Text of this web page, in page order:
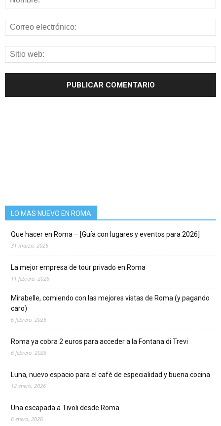
LO MAS NUEVO EN ROMA
Que hacer en Roma – [Guía con lugares y eventos para 2026]
31 marzo, 2026
La mejor empresa de tour privado en Roma
11 febrero, 2026
Mirabelle, comiendo con las mejores vistas de Roma (y pagando
caro)
6 febrero, 2026
Roma ya cobra 2 euros para acceder a la Fontana di Trevi
6 febrero, 2026
Luna, nuevo espacio para el café de especialidad y buena cocina
12 enero, 2026
Una escapada a Tivoli desde Roma
6 enero, 2026